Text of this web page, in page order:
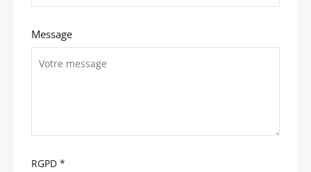
Message
RGPD *